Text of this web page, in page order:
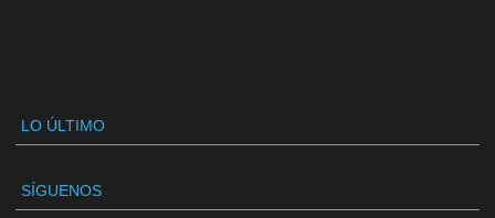
LO ÚLTIMO
SÍGUENOS